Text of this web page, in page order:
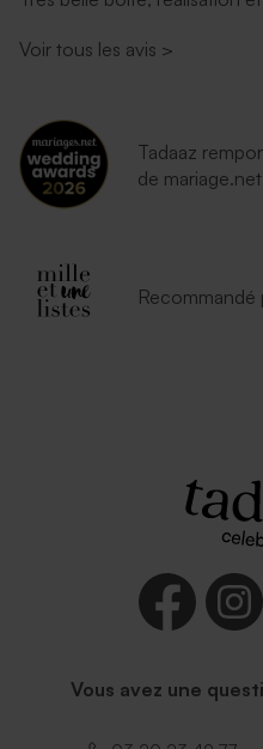
Voir tous les avis >
Tadaaz
de
Recommandé
Vous avez une